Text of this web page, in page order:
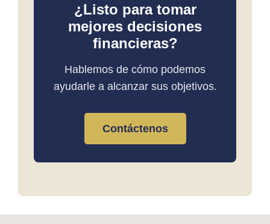
¿Listo para tomar
mejores decisiones
financieras?
Hablemos de cómo podemos
ayudarle a alcanzar sus objetivos.
Contáctenos